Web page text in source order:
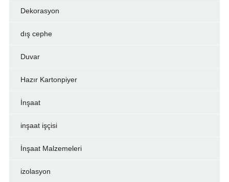
Dekorasyon
dış cephe
Duvar
Hazır Kartonpiyer
İnşaat
inşaat işçisi
İnşaat Malzemeleri
izolasyon